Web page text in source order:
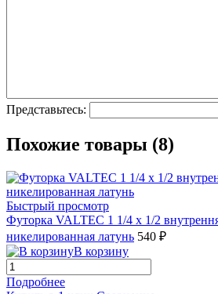
Представьтесь:
Похожие товары (8)
Быстрый просмотр
Футорка VALTEC 1 1/4 х 1/2
никелированная латунь 540 ₽
В корзину
Подробнее